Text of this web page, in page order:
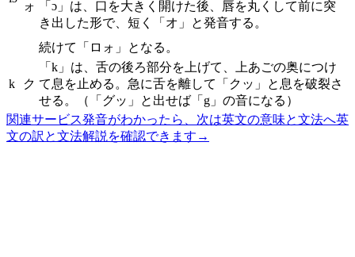
ォ
「ɔ」は、口を大きく開けた後、唇を丸くして前に突
き出した形で、短く「オ」と発音する。
続けて「ロォ」となる。
k ク
「k」は、舌の後ろ部分を上げて、上あごの奥につけ
て息を止める。急に舌を離して「クッ」と息を破裂さ
せる。（「グッ」と出せば「g」の音になる）
関連サービス発音がわかったら、次は英文の意味と文法へ英
文の訳と文法解説を確認できます →